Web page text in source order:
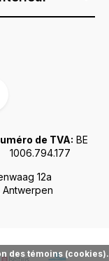
12a
de TVA: BE
1006.794.177
des témoins (cookies).